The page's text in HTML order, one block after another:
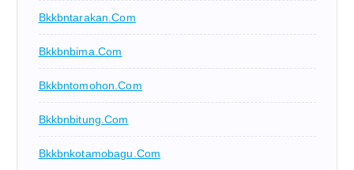
Bkkbntarakan.com
Bkkbnbima.com
Bkkbntomohon.com
Bkkbnbitung.com
Bkkbnkotamobagu.com